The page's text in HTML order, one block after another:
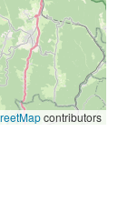
contributors